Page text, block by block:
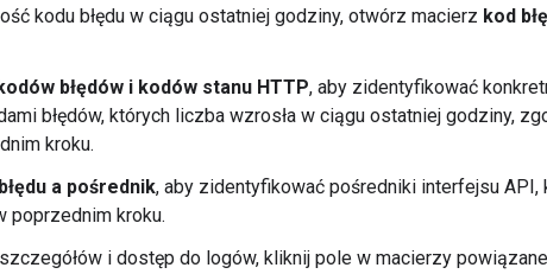
kodu błędu w ciągu ostatniej godziny, otwórz macierz kod
błędów i kodów stanu HTTP, aby zidentyfikować
błędów, których liczba wzrosła w ciągu ostatniej godziny,
kroku.
a pośrednik, aby zidentyfikować pośredniki interfejsu API,
poprzednim kroku.
i dostęp do logów, kliknij pole w macierzy